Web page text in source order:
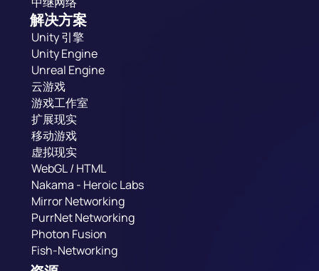
解决方案
Unity 引擎
Unity Engine
Unreal Engine
云游戏
游戏工作室
扩展现实
移动游戏
虚拟现实
WebGL / HTML
Nakama - Heroic Labs
Mirror Networking
PurrNet Networking
Photon Fusion
Fish-Networking